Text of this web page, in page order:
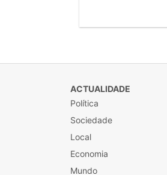
ACTUALIDADE
Política
Sociedade
Local
Economia
Mundo